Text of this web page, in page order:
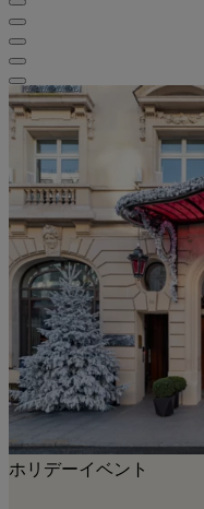
ホリデーイベント